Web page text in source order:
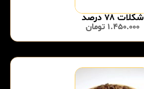
شکلات ۷۸ درصد
1.450.000 تومان